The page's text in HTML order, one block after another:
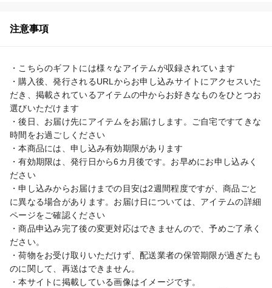
注意事項
・こちらのギフトには様々なアイテムが収録されています
・購入後、発行されるURLからお申し込みサイトにアクセスいた
だき、掲載されているアイテムの中からお好きなものをひとつお
選びいただけます
・後日、お届け先にアイテムをお届けします。ご自宅ですてきな
時間をお過ごしください
・本商品には、申し込み有効期限があります
・有効期限は、発行日から6カ月後です。お早めにお申し込みく
ださい
・申し込みからお届けまでの目安は2週間程度ですが、商品ごと
に異なる場合があります。お届け日については、アイテムの詳細
ページをご確認ください
・商品申込み完了後の変更対応はできませんので、予めご了承く
ださい。
・荷物をお受け取りいただけず、配送業者の保管期限が過ぎたも
のに関して、再送はできません。
・本サイトに掲載している画像はイメージです。